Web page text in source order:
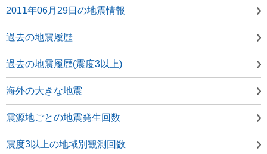
2011年06月29日の地震情報
過去の地震履歴
過去の地震履歴(震度3以上)
海外の大きな地震
震源地ごとの地震発生回数
震度3以上の地域別観測回数